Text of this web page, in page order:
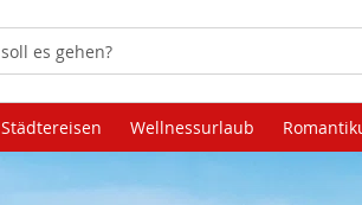
Städtereisen Wellnessurlaub